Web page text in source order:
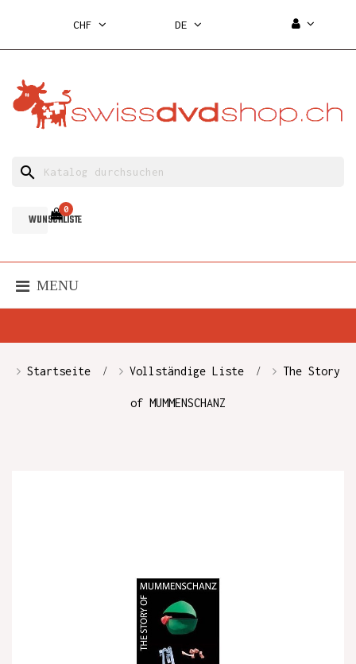
CHF DE
search
WUNSCHLISTE
0
MENU
Startseite Vollständige Liste The Story
of MUMMENSCHANZ